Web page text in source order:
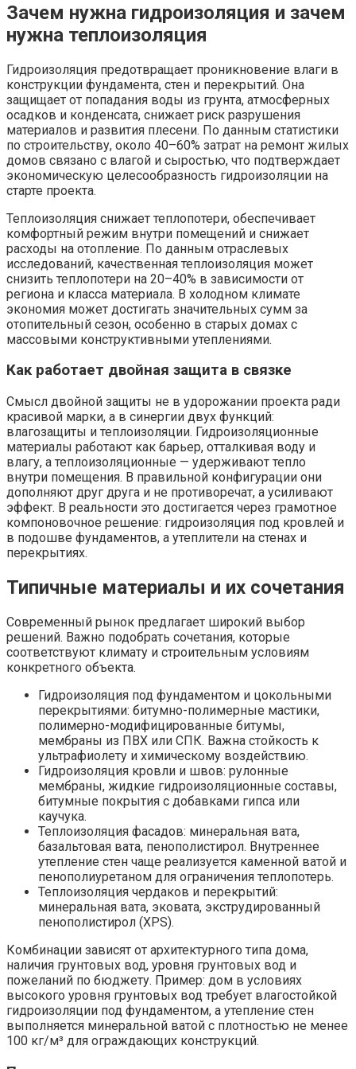
Зачем нужна гидроизоляция и зачем
нужна теплоизоляция
Гидроизоляция предотвращает проникновение влаги в
конструкции фундамента, стен и перекрытий. Она
защищает от попадания воды из грунта, атмосферных
осадков и конденсата, снижает риск разрушения
материалов и развития плесени. По данным статистики
по строительству, около 40–60% затрат на ремонт жилых
домов связано с влагой и сыростью, что подтверждает
экономическую целесообразность гидроизоляции на
старте проекта.
Теплоизоляция снижает теплопотери, обеспечивает
комфортный режим внутри помещений и снижает
расходы на отопление. По данным отраслевых
исследований, качественная теплоизоляция может
снизить теплопотери на 20–40% в зависимости от
региона и класса материала. В холодном климате
экономия может достигать значительных сумм за
отопительный сезон, особенно в старых домах с
массовыми конструктивными утеплениями.
Как работает двойная защита в связке
Смысл двойной защиты не в удорожании проекта ради
красивой марки, а в синергии двух функций:
влагозащиты и теплоизоляции. Гидроизоляционные
материалы работают как барьер, отталкивая воду и
влагу, а теплоизоляционные — удерживают тепло
внутри помещения. В правильной конфигурации они
дополняют друг друга и не противоречат, а усиливают
эффект. В реальности это достигается через грамотное
компоновочное решение: гидроизоляция под кровлей и
в подошве фундаментов, а утеплители на стенах и
перекрытиях.
Типичные материалы и их сочетания
Современный рынок предлагает широкий выбор
решений. Важно подобрать сочетания, которые
соответствуют климату и строительным условиям
конкретного объекта.
Гидроизоляция под фундаментом и цокольными
перекрытиями: битумно-полимерные мастики,
полимерно-модифицированные битумы,
мембраны из ПВХ или СПК. Важна стойкость к
ультрафиолету и химическому воздействию.
Гидроизоляция кровли и швов: рулонные
мембраны, жидкие гидроизоляционные составы,
битумные покрытия с добавками гипса или
каучука.
Теплоизоляция фасадов: минеральная вата,
базальтовая вата, пенополистирол. Внутреннее
утепление стен чаще реализуется каменной ватой и
пенополиуретаном для ограничения теплопотерь.
Теплоизоляция чердаков и перекрытий:
минеральная вата, эковата, экструдированный
пенополистирол (XPS).
Комбинации зависят от архитектурного типа дома,
наличия грунтовых вод, уровня грунтовых вод и
пожеланий по бюджету. Пример: дом в условиях
высокого уровня грунтовых вод требует влагостойкой
гидроизоляции под фундаментом, а утепление стен
выполняется минеральной ватой с плотностью не менее
100 кг/м³ для ограждающих конструкций.